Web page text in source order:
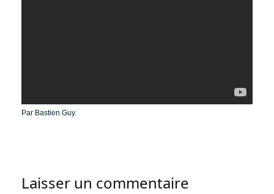
Par Bastien Guy.
Laisser un commentaire